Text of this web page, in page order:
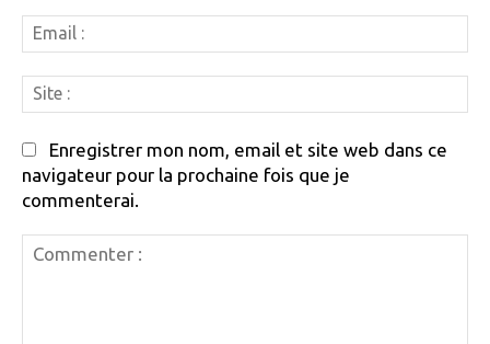
:
:
Enregistrer mon nom, email et site web dans ce
navigateur pour la prochaine fois que je
commenterai.